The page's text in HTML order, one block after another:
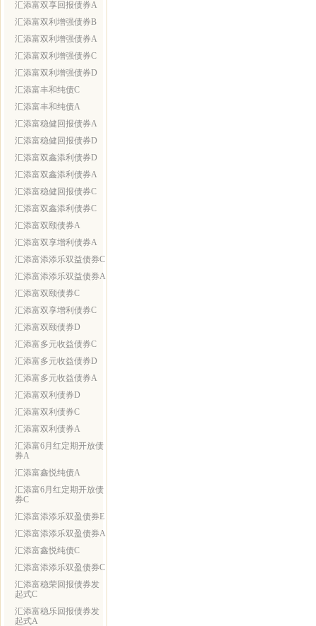
汇添富双享回报债券A
汇添富双利增强债券B
汇添富双利增强债券A
汇添富双利增强债券C
汇添富双利增强债券D
汇添富丰和纯债C
汇添富丰和纯债A
汇添富稳健回报债券A
汇添富稳健回报债券D
汇添富双鑫添利债券D
汇添富双鑫添利债券A
汇添富稳健回报债券C
汇添富双鑫添利债券C
汇添富双颐债券A
汇添富双享增利债券A
汇添富添添乐双益债券C
汇添富添添乐双益债券A
汇添富双颐债券C
汇添富双享增利债券C
汇添富双颐债券D
汇添富多元收益债券C
汇添富多元收益债券D
汇添富多元收益债券A
汇添富双利债券D
汇添富双利债券C
汇添富双利债券A
汇添富6月红定期开放债
券A
汇添富鑫悦纯债A
汇添富6月红定期开放债
券C
汇添富添添乐双盈债券E
汇添富添添乐双盈债券A
汇添富鑫悦纯债C
汇添富添添乐双盈债券C
汇添富稳荣回报债券发
起式C
汇添富稳乐回报债券发
起式A